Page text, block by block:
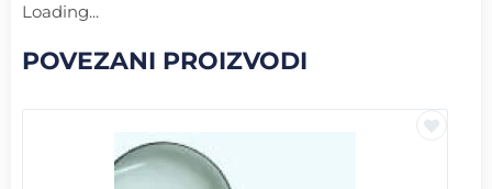
Loading...
POVEZANI PROIZVODI